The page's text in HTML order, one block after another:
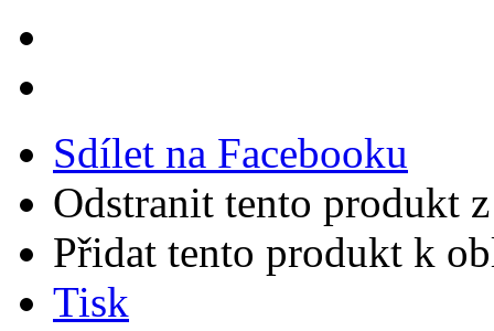
Sdílet na Facebooku
Odstranit tento produkt
Přidat tento produkt k
Tisk